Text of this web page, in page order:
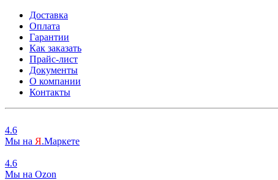
Доставка
Оплата
Гарантии
Как заказать
Прайс-лист
Документы
О компании
Контакты
4.6
Мы на Я.Маркете
4.6
Мы на Ozon